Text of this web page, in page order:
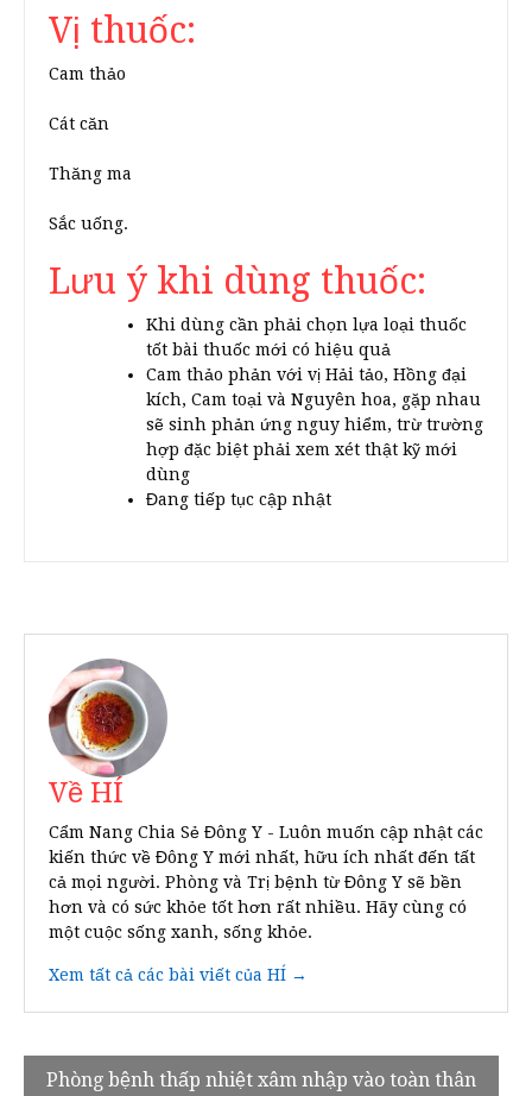
Vị thuốc:
Cam thảo
Cát căn
Thăng ma
Sắc uống.
Lưu ý khi dùng thuốc:
Khi dùng cần phải chọn lựa loại thuốc
tốt bài thuốc mới có hiệu quả
Cam thảo phản với vị Hải tảo, Hồng đại
kích, Cam toại và Nguyên hoa, gặp nhau
sẽ sinh phản ứng nguy hiểm, trừ trường
hợp đặc biệt phải xem xét thật kỹ mới
dùng
Đang tiếp tục cập nhật
Về HÍ
Cẩm Nang Chia Sẻ Đông Y - Luôn muốn cập nhật các
kiến thức về Đông Y mới nhất, hữu ích nhất đến tất
cả mọi người. Phòng và Trị bệnh từ Đông Y sẽ bền
hơn và có sức khỏe tốt hơn rất nhiều. Hãy cùng có
một cuộc sống xanh, sống khỏe.
Xem tất cả các bài viết của HÍ →
Điều
Phòng bệnh thấp nhiệt xâm nhập vào toàn thân